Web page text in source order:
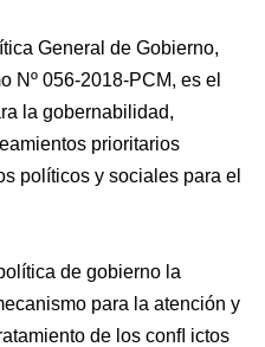
General de Gobierno,
Nº 056-2018-PCM, es el
la gobernabilidad,
prioritarios
políticos y sociales para el
de gobierno la
para la atención y
de los conﬂ ictos